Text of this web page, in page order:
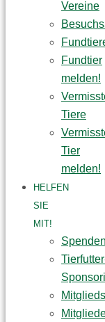
Vereine
Fundtier
melden!
Tiere
Tier
melden!
HELFEN
SIE
MIT!
Spenden